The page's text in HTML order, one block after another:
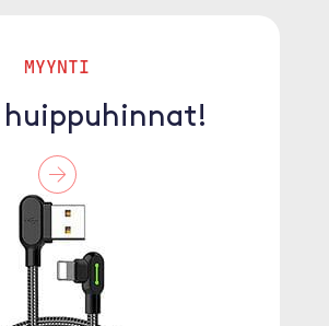
MYYNTI